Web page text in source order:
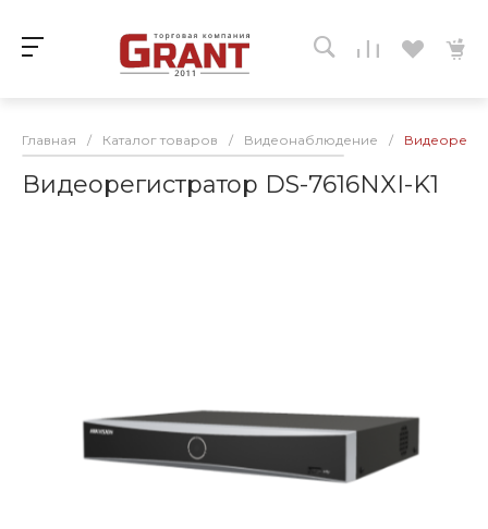
Главная / Каталог товаров / Видеонаблюдение /
Видеорегистратор DS-7616NXI-K1